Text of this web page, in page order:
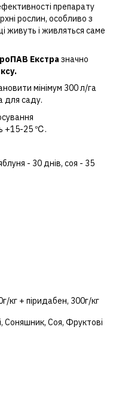
препарату
рослин, особливо з
живуть і живляться саме
Екстра значно
мінімум 300 л/га
для саду.
+15-25 ℃.
- 30 днів, соя - 35
кг + піридабен, 300г/кг
, Соняшник, Соя, Фруктові